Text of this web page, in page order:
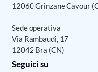
12060 Grinzane Cavour
Sede operativa
Via Rambaudi, 17
12042 Bra (CN)
Seguici su